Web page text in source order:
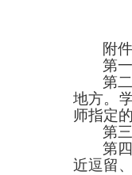
附件
第
第
地方。
师指定
第
第
近逗留